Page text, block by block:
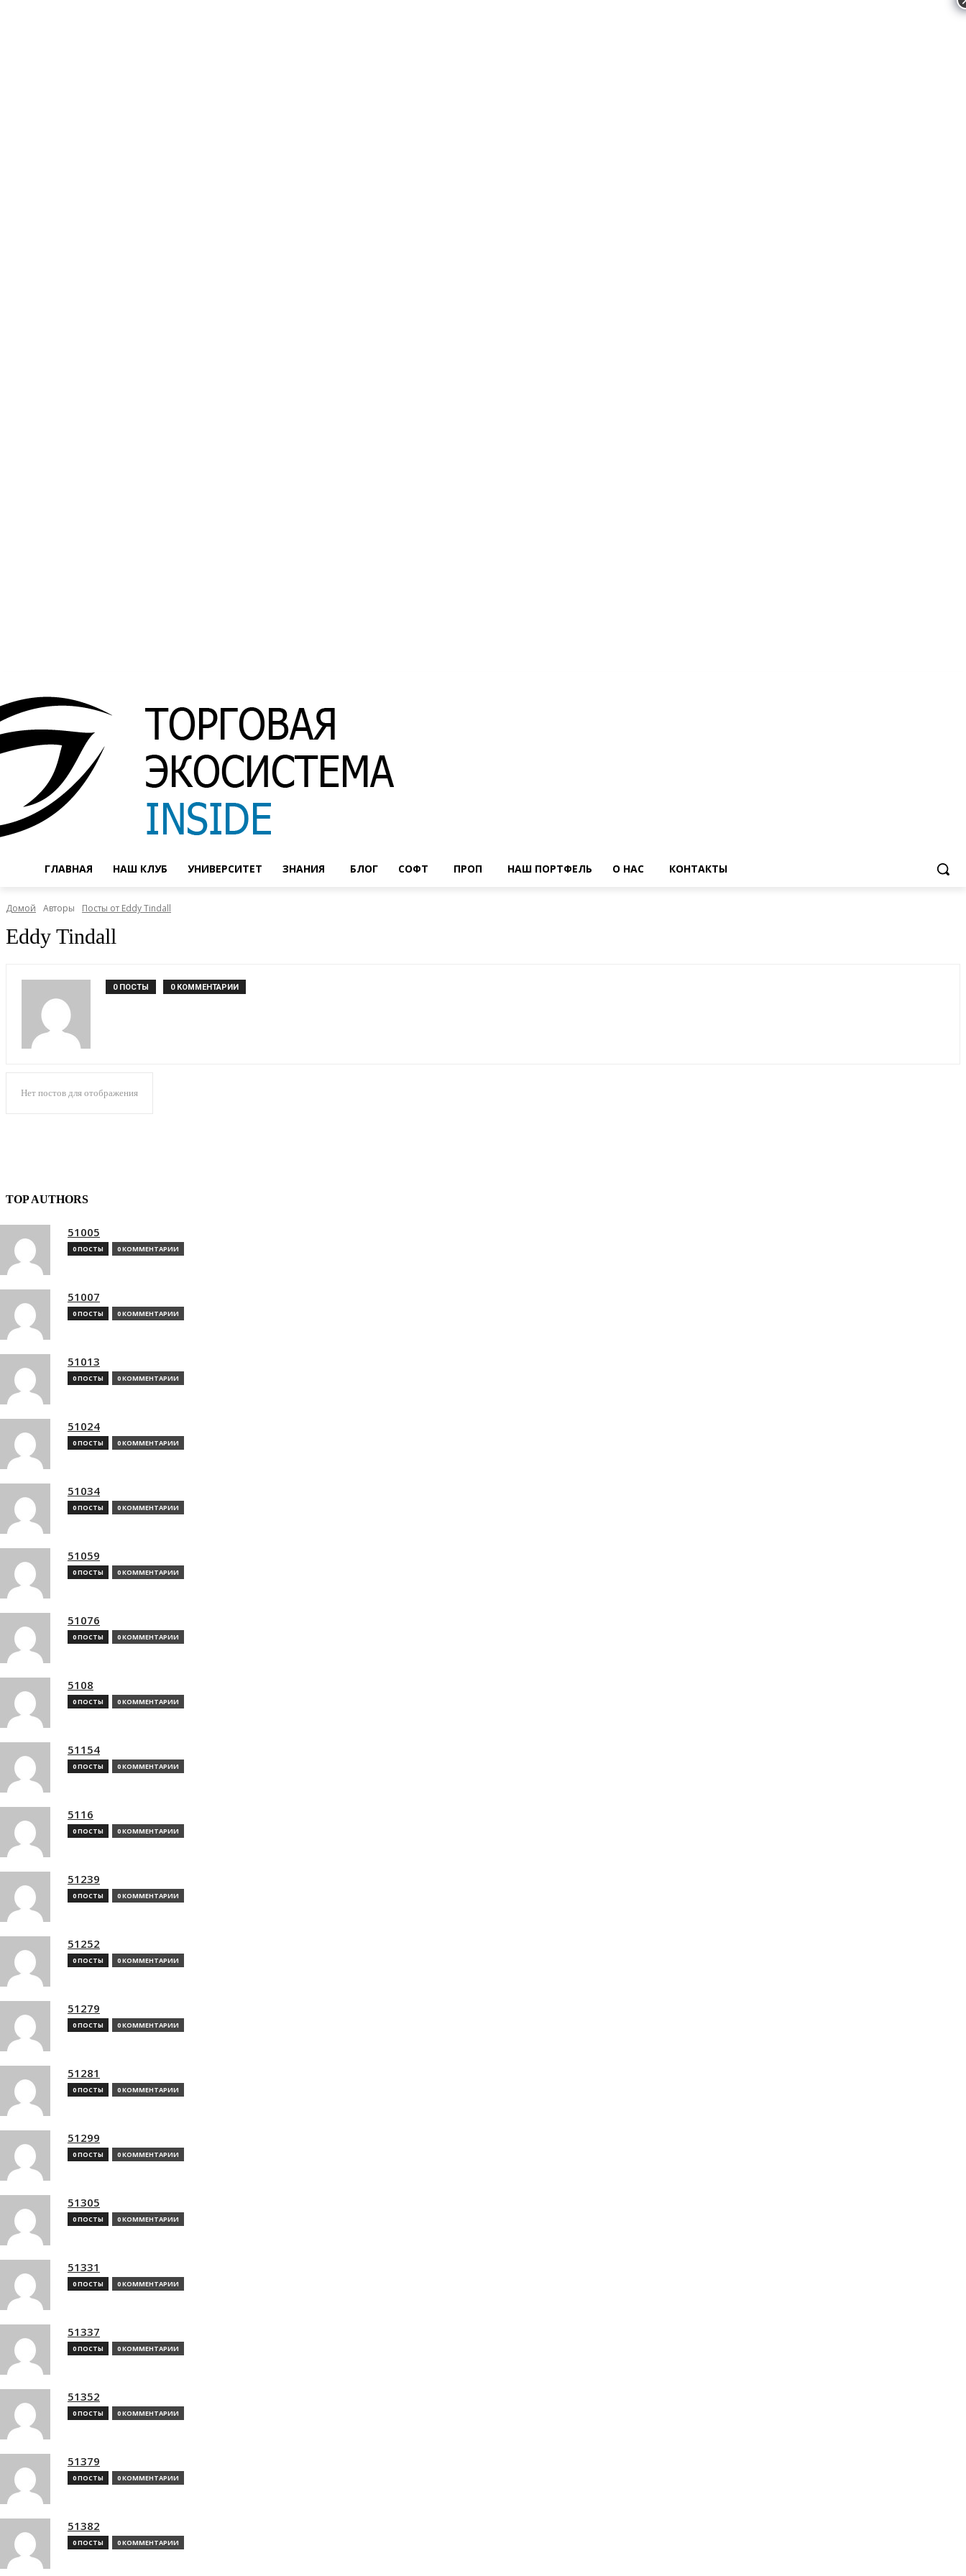
ГЛАВНАЯ НАШ КЛУБ УНИВЕРСИТЕТ ЗНАНИЯ БЛОГ СОФТ ПРОП НАШ ПОРТФЕЛЬ О НАС КОНТАКТЫ
Домой Авторы Посты от Eddy Tindall
Eddy Tindall
0 ПОСТЫ 0 КОММЕНТАРИИ
Нет постов для отображения
TOP AUTHORS
51005
0 ПОСТЫ 0 КОММЕНТАРИИ
51007
0 ПОСТЫ 0 КОММЕНТАРИИ
51013
0 ПОСТЫ 0 КОММЕНТАРИИ
51024
0 ПОСТЫ 0 КОММЕНТАРИИ
51034
0 ПОСТЫ 0 КОММЕНТАРИИ
51059
0 ПОСТЫ 0 КОММЕНТАРИИ
51076
0 ПОСТЫ 0 КОММЕНТАРИИ
5108
0 ПОСТЫ 0 КОММЕНТАРИИ
51154
0 ПОСТЫ 0 КОММЕНТАРИИ
5116
0 ПОСТЫ 0 КОММЕНТАРИИ
51239
0 ПОСТЫ 0 КОММЕНТАРИИ
51252
0 ПОСТЫ 0 КОММЕНТАРИИ
51279
0 ПОСТЫ 0 КОММЕНТАРИИ
51281
0 ПОСТЫ 0 КОММЕНТАРИИ
51299
0 ПОСТЫ 0 КОММЕНТАРИИ
51305
0 ПОСТЫ 0 КОММЕНТАРИИ
51331
0 ПОСТЫ 0 КОММЕНТАРИИ
51337
0 ПОСТЫ 0 КОММЕНТАРИИ
51352
0 ПОСТЫ 0 КОММЕНТАРИИ
51379
0 ПОСТЫ 0 КОММЕНТАРИИ
51382
0 ПОСТЫ 0 КОММЕНТАРИИ